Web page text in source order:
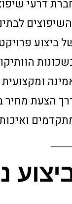
דרעי
ביצוע
הצעת מחיר